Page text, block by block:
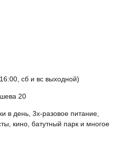
сб и вс выходной)
20
в день, 3х-разовое питание,
кино, батутный парк и многое